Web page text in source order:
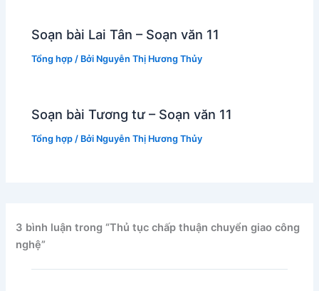
Soạn bài Lai Tân – Soạn văn 11
Tổng hợp / Bởi Nguyễn Thị Hương Thủy
Soạn bài Tương tư – Soạn văn 11
Tổng hợp / Bởi Nguyễn Thị Hương Thủy
3 bình luận trong “Thủ tục chấp thuận chuyển giao công
nghệ”